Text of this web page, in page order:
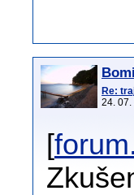
Re:
24.
[